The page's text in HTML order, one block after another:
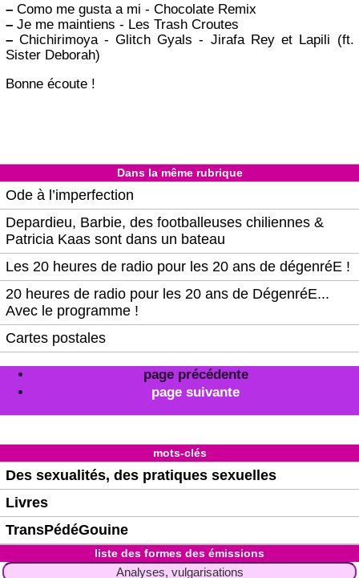
–Como me gusta a mi - Chocolate Remix
–Je me maintiens - Les Trash Croutes
–Chichirimoya - Glitch Gyals - Jirafa Rey et Lapili (ft.
Sister Deborah)
Bonne écoute !
Dans la même rubrique
Ode à l’imperfection
Depardieu, Barbie, des footballeuses chiliennes &
Patricia Kaas sont dans un bateau
Les 20 heures de radio pour les 20 ans de dégenréE !
20 heures de radio pour les 20 ans de DégenréE...
Avec le programme !
Cartes postales
page précédente
page suivante
mots-clés
Des sexualités, des pratiques sexuelles
Livres
TransPédéGouine
liste des formes des émissions
Analyses, vulgarisations